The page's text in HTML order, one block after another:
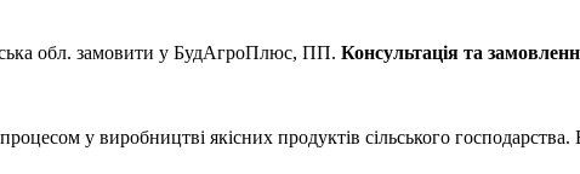
обл. замовити у БудАгроПлюс, ПП. Консультація та
у виробництві якісних продуктів сільського